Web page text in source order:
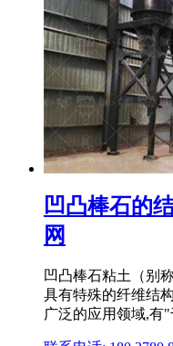
凹凸棒石的
网
凹凸棒石粘土（别
具有特殊的纤维结
广泛的应用领域,有